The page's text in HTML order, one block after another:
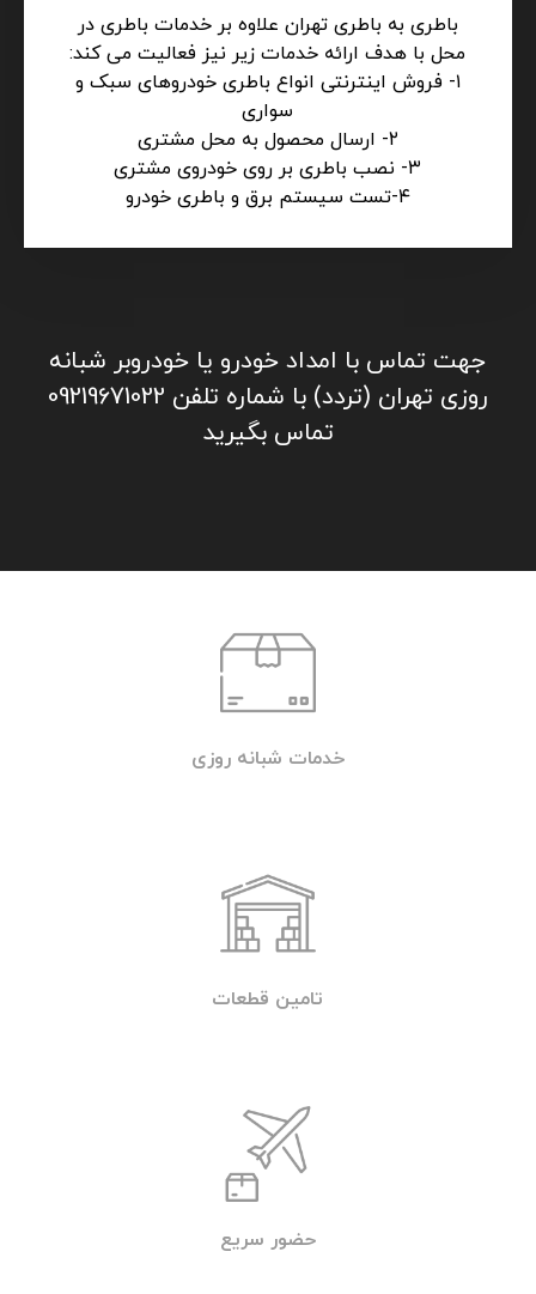
باطری به باطری تهران علاوه بر خدمات باطری در
محل با هدف ارائه خدمات زیر نیز فعالیت می کند:
۱- فروش اینترنتی انواع باطری خودروهای سبک و
سواری
۲- ارسال محصول به محل مشتری
۳- نصب باطری بر روی خودروی مشتری
۴-تست سیستم برق و باطری خودرو
جهت تماس با امداد خودرو یا خودروبر شبانه
روزی تهران (تردد) با شماره تلفن 09219671022
تماس بگیرید
خدمات شبانه روزی
تامین قطعات
حضور سریع